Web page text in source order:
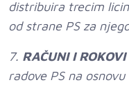
distribuira trecim
od strane PS za
7. RAČUNI I
radove PS na